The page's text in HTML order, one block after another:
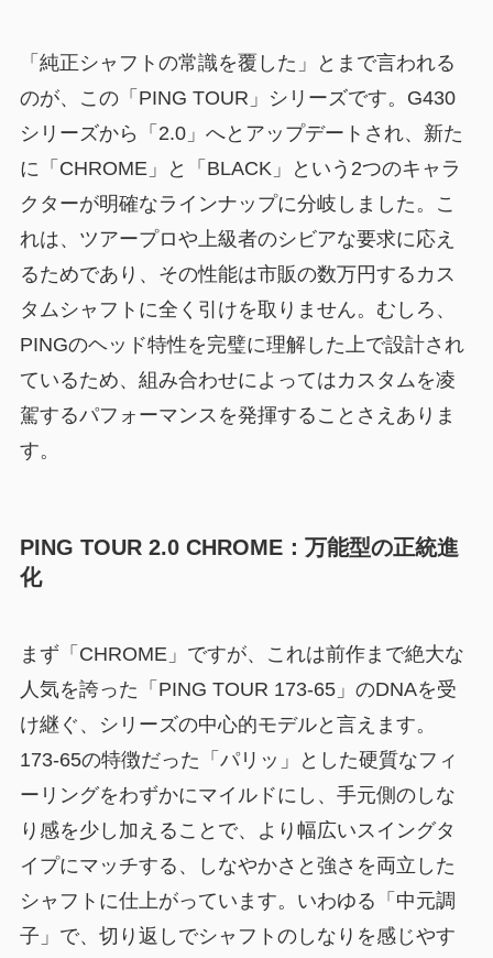
「純正シャフトの常識を覆した」とまで言われる
のが、この「PING TOUR」シリーズです。G430
シリーズから「2.0」へとアップデートされ、新た
に「CHROME」と「BLACK」という2つのキャラ
クターが明確なラインナップに分岐しました。こ
れは、ツアープロや上級者のシビアな要求に応え
るためであり、その性能は市販の数万円するカス
タムシャフトに全く引けを取りません。むしろ、
PINGのヘッド特性を完璧に理解した上で設計され
ているため、組み合わせによってはカスタムを凌
駕するパフォーマンスを発揮することさえありま
す。
PING TOUR 2.0 CHROME：万能型の正統進
化
まず「CHROME」ですが、これは前作まで絶大な
人気を誇った「PING TOUR 173-65」のDNAを受
け継ぐ、シリーズの中心的モデルと言えます。
173-65の特徴だった「パリッ」とした硬質なフィ
ーリングをわずかにマイルドにし、手元側のしな
り感を少し加えることで、
より幅広いスイングタ
イプにマッチする、しなやかさと強さを両立した
シャフト に仕上がっています。いわゆる「中元調
子」で、切り返しでシャフトのしなりを感じやす